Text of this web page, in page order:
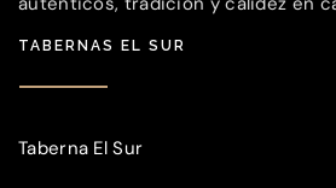
TABERNAS EL SUR
Taberna El Sur